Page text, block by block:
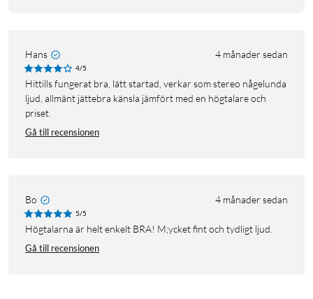
Hans 4 månader sedan
4/5
Hittills fungerat bra, lätt startad, verkar som stereo någelunda
ljud, allmänt jättebra känsla jämfört med en högtalare och
priset.
Gå till recensionen
Bo 4 månader sedan
5/5
Högtalarna är helt enkelt BRA! M;ycket fint och tydligt ljud.
Gå till recensionen